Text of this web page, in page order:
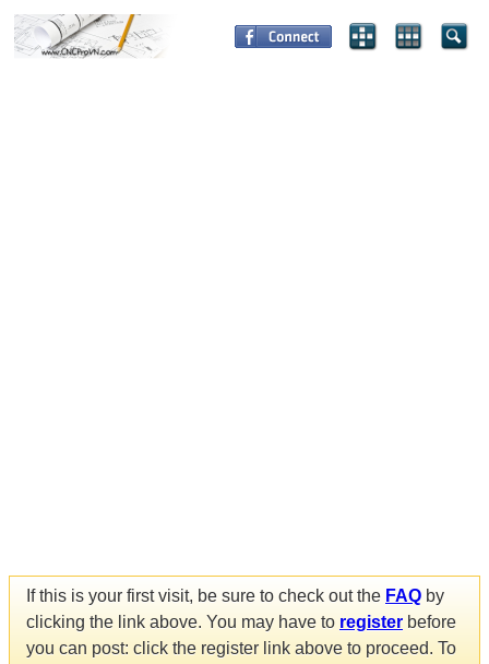
If this is your first visit, be sure to check out the FAQ by
clicking the link above. You may have to register before
you can post: click the register link above to proceed. To